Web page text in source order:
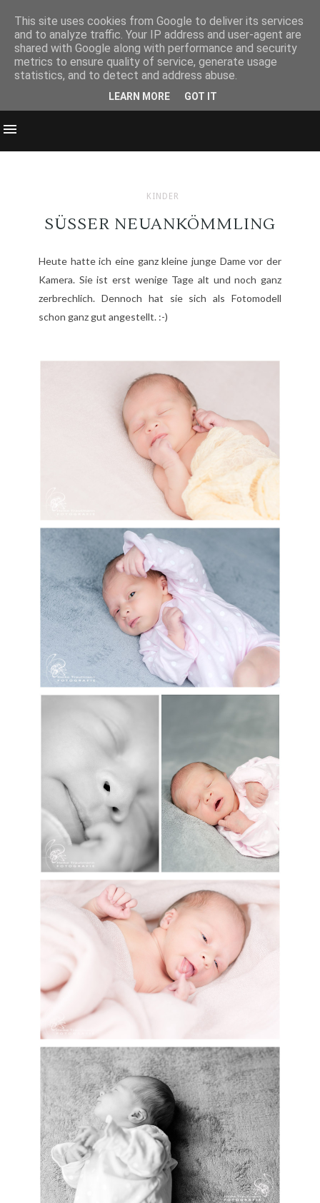
KINDER
SÜSSER NEUANKÖMMLING
Heute hatte ich eine ganz kleine junge Dame vor der
Kamera. Sie ist erst wenige Tage alt und noch ganz
zerbrechlich. Dennoch hat sie sich als Fotomodell
schon ganz gut angestellt. :-)
This site uses cookies from Google to deliver its services
and to analyze traffic. Your IP address and user-agent are
shared with Google along with performance and security
metrics to ensure quality of service, generate usage
statistics, and to detect and address abuse.
LEARN MORE GOT IT